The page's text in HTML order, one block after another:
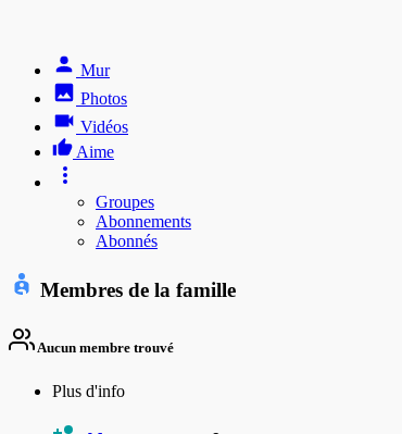
Mur
Photos
Vidéos
Aime
Groupes
Abonnements
Abonnés
Membres de la famille
Aucun membre trouvé
Plus d'info